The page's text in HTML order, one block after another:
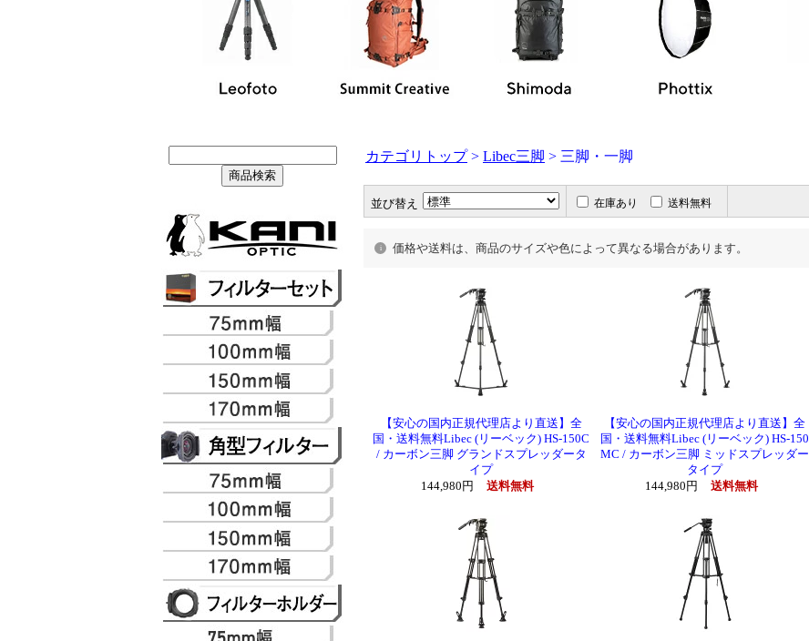
カテゴリトップ> Libec三脚 > 三脚・一脚
並び替え 在庫あり 送料無料
価格や送料は、商品のサイズや色によって異なる場合があります。
【安心の国内正規代理店より直送】全
国・送料無料Libec (リーベック) HS-150C
/ カーボン三脚 グランドスプレッダータ
イプ
144,980円
送料無料
【安心の国内正規代理店より直送】全
国・送料無料Libec (リーベック) HS-150
MC / カーボン三脚 ミッドスプレッダー
タイプ
144,980円
送料無料